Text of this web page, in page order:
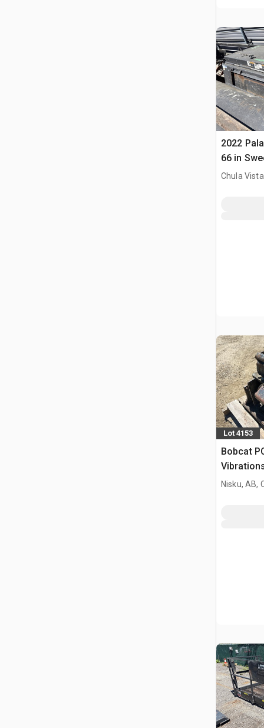
2022
66 in
Chula
Lot 4153
Bobcat
Nisku, AB,